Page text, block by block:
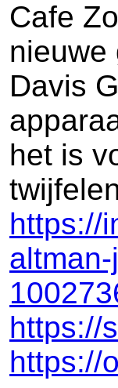
Cafe
nieuwe
Davis
het is
https://
https://
https://